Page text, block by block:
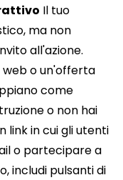
Il tuo
ma non
all'azione.
web o un'offerta
come
o non hai
link in cui gli utenti
o partecipare a
includi pulsanti di